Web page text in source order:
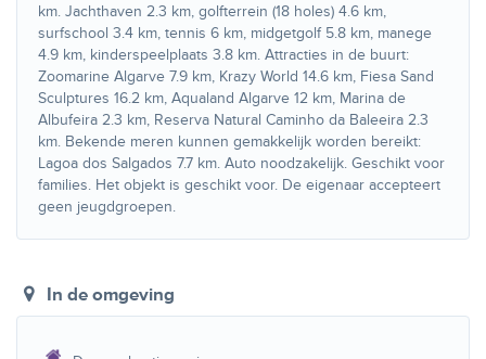
km. Jachthaven 2.3 km, golfterrein (18 holes) 4.6 km,
surfschool 3.4 km, tennis 6 km, midgetgolf 5.8 km, manege
4.9 km, kinderspeelplaats 3.8 km. Attracties in de buurt:
Zoomarine Algarve 7.9 km, Krazy World 14.6 km, Fiesa Sand
Sculptures 16.2 km, Aqualand Algarve 12 km, Marina de
Albufeira 2.3 km, Reserva Natural Caminho da Baleeira 2.3
km. Bekende meren kunnen gemakkelijk worden bereikt:
Lagoa dos Salgados 7.7 km. Auto noodzakelijk. Geschikt voor
families. Het objekt is geschikt voor. De eigenaar accepteert
geen jeugdgroepen.
In de omgeving